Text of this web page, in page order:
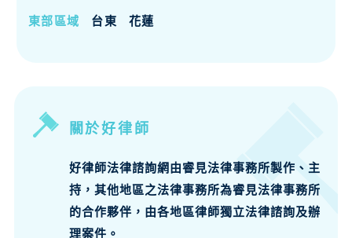
關於好律師
好律師法律諮詢網由睿見法律事務所製作、主
持，其他地區之法律事務所為睿見法律事務所
的合作夥伴，由各地區律師獨立法律諮詢及辦
理案件。
東部區域 台東 花蓮